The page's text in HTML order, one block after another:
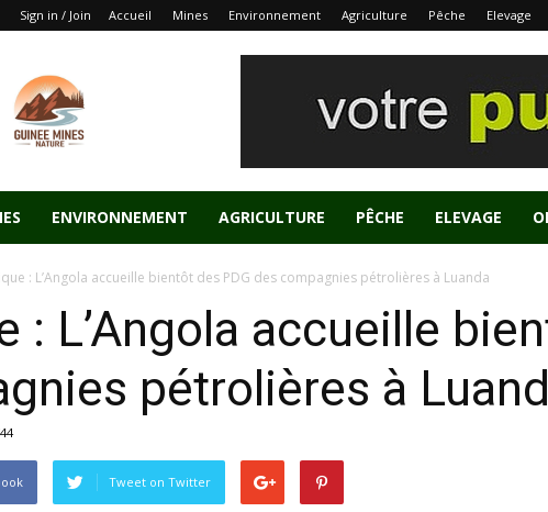
Sign in / Join Accueil Mines Environnement Agriculture Pêche Elevage
ENVIRONNEMENT AGRICULTURE PÊCHE ELEVAGE
: L’Angola accueille bientôt des PDG des compagnies pétrolières à Luanda
: L’Angola accueille
pétrolières à
Tweet on Twitter